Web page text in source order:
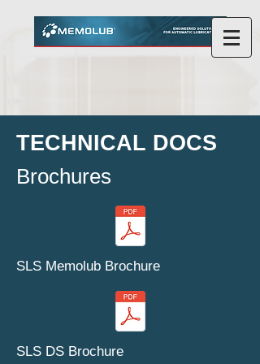
TECHNICAL DOCS
Brochures
SLS Memolub Brochure
SLS DS Brochure